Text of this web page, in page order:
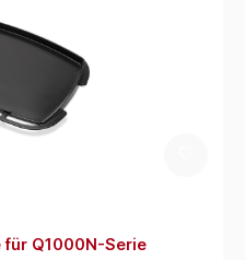
für Q1000N-Serie